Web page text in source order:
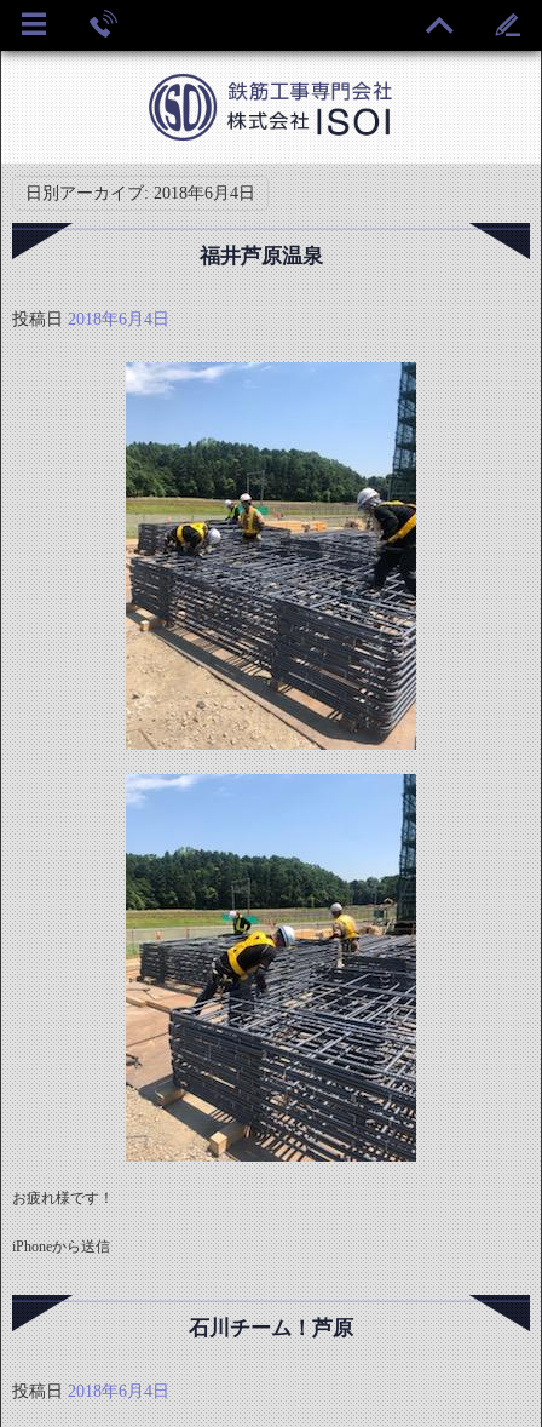
日別アーカイブ:2018年6月4日
福井芦原温泉
投稿日 2018年6月4日
お疲れ様です！
iPhoneから送信
石川チーム！芦原
投稿日 2018年6月4日